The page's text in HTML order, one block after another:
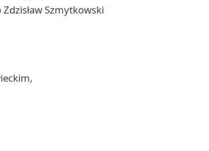
Szmytkowski